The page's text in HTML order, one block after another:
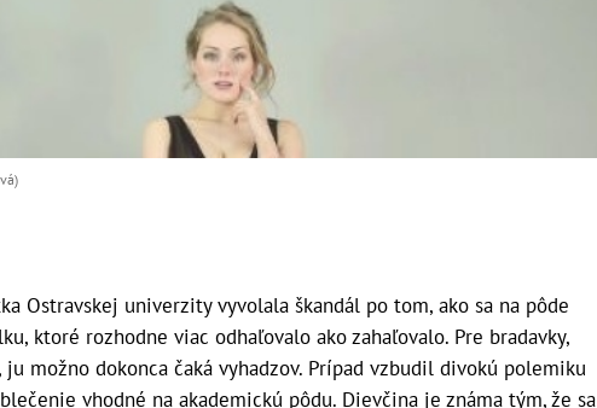
Ostravskej univerzity vyvolala škandál po tom, ako sa na pôde
ktoré rozhodne viac odhaľovalo ako zahaľovalo. Pre bradavky,
možno dokonca čaká vyhadzov. Prípad vzbudil divokú polemiku
vhodné na akademickú pôdu. Dievčina je známa tým, že sa